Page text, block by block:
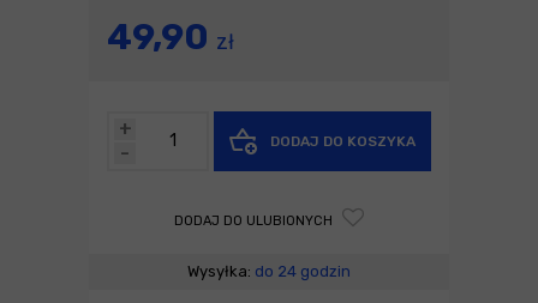
49,90 zł
-
+
DODAJ DO KOSZYKA
DODAJ DO ULUBIONYCH
Wysyłka: do 24 godzin